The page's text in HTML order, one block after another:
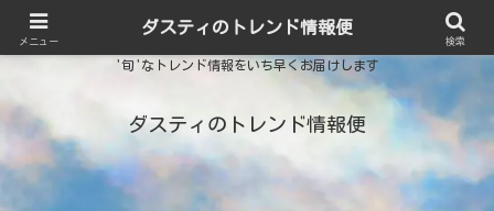
'旬'なトレンド情報をいち早くお届けします
ダスティのトレンド情報便
メニュー
ダスティのトレンド情報便
検索